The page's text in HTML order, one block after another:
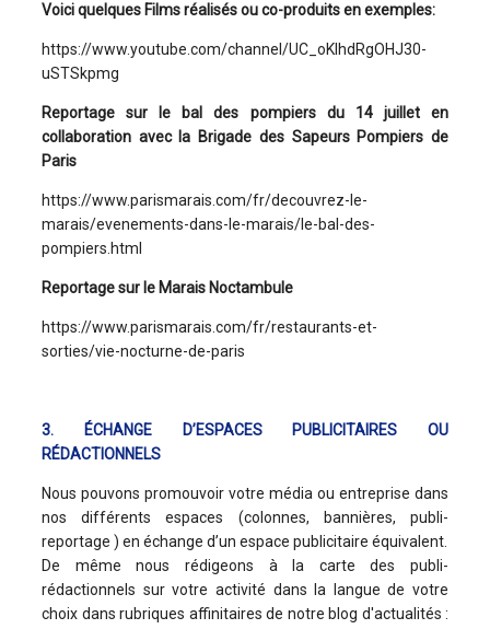
Voici quelques Films réalisés ou co-produits en exemples:
https://www.youtube.com/channel/UC_oKIhdRgOHJ30-
uSTSkpmg
Reportage sur le bal des pompiers du 14 juillet en
collaboration avec la Brigade des Sapeurs Pompiers de
Paris
https://www.parismarais.com/fr/decouvrez-le-
marais/evenements-dans-le-marais/le-bal-des-
pompiers.html
Reportage sur le Marais Noctambule
https://www.parismarais.com/fr/restaurants-et-
sorties/vie-nocturne-de-paris
3. ÉCHANGE D’ESPACES PUBLICITAIRES OU
RÉDACTIONNELS
Nous pouvons promouvoir votre média ou entreprise dans
nos différents espaces (colonnes, bannières, publi-
reportage ) en échange d’un espace publicitaire équivalent.
De même nous rédigeons à la carte des publi-
rédactionnels sur votre activité dans la langue de votre
choix dans rubriques affinitaires de notre blog d'actualités :